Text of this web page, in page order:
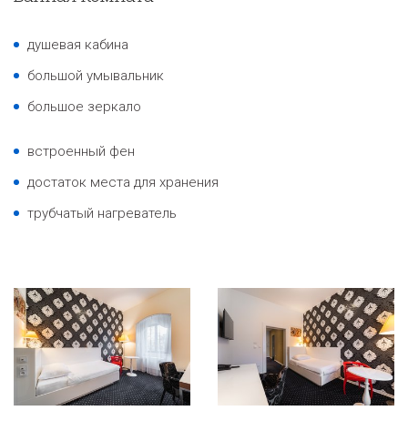
душевая кабина
большой умывальник
большое зеркало
встроенный фен
достаток места для хранения
трубчатый нагреватель